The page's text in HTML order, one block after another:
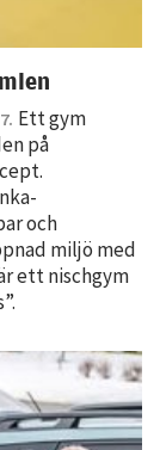
Ett gym
på
och
miljö med
ett nischgym
De